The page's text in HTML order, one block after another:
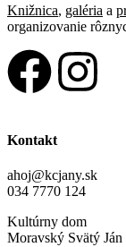
Knižnica, galéria a
organizovanie
Kontakt
ahoj@kcjany.sk
034 7770 124
Kultúrny dom
Moravský Svätý Ján